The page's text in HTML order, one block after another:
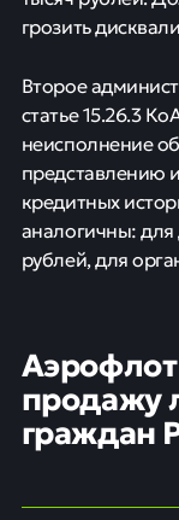
грозить
Второе
статье 15.26.3
неисполнение
представлению
кредитных
аналогичны:
рублей, для
продажу
граждан